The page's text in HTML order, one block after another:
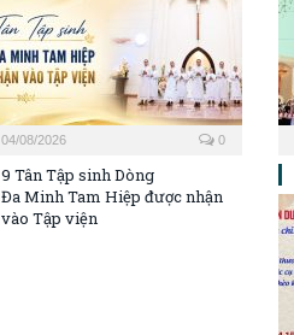
04/08/2026 0
9 Tân Tập sinh Dòng
Đa Minh Tam Hiệp được nhận
vào Tập viện